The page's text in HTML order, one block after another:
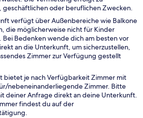
oder beruflichen Zwecken.
verfügt über Außenbereiche wie Balkone
die möglicherweise nicht für Kinder
Bedenken wende dich am besten vor
an die Unterkunft, um sicherzustellen,
Zimmer zur Verfügung gestellt
bietet je nach Verfügbarkeit Zimmer mit
nebeneinanderliegende Zimmer. Bitte
deiner Anfrage direkt an deine Unterkunft.
findest du auf der